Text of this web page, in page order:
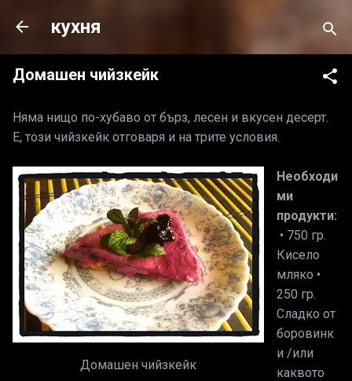
Пропускане към основното съдържание
кухня
Домашен ‎чийзкейк‬
Няма нищо по-хубаво от бърз, лесен и вкусен десерт.
Е, този чийзкейк отговаря и на трите условия.
Домашен чийзкейк
Необходи
ми
продукти:
• 750 гр.
Кисело
мляко •
250 гр.
Сладко от
боровинк
и /или
каквото